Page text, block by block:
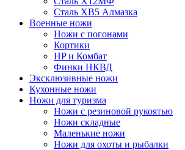
Сталь ХВ5 Алмазка
Военные ножи
Ножи с погонами
Кортики
HP и Комбат
Финки НКВД
Эксклюзивные ножи
Кухонные ножи
Ножи для туризма
Ножи с резиновой рукоятью
Ножи складные
Маленькие ножи
Ножи для охоты и рыбалки